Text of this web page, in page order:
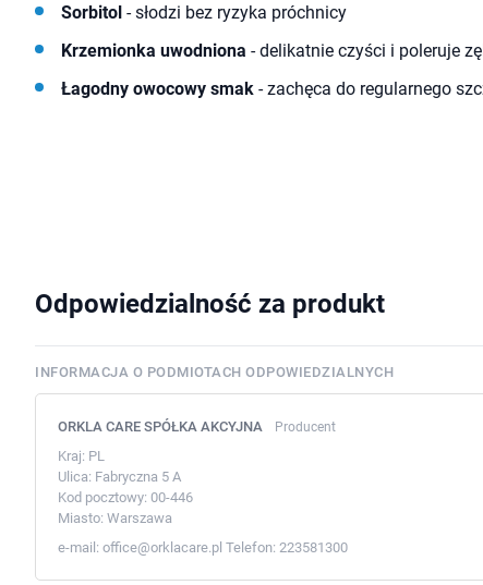
Sorbitol - słodzi bez ryzyka próchnicy
Krzemionka uwodniona - delikatnie czyści i poleruje
Łagodny owocowy smak - zachęca do regularnego
Odpowiedzialność za produkt
INFORMACJA O PODMIOTACH ODPOWIEDZIALNYCH
ORKLA CARE SPÓŁKA AKCYJNA Producent
Kraj: PL
Ulica: Fabryczna 5 A
Kod pocztowy: 00-446
Miasto: Warszawa
e-mail: office@orklacare.pl Telefon: 223581300